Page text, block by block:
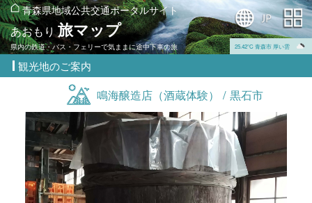
青森県地域公共交通ポータルサイト
あおもり旅マップ
県内の鉄道・バス・フェリーで気ままに途中下車の旅 25.42℃ 青森市 厚い雲
観光地のご案内
鳴海醸造店（酒蔵体験） / 黒石市